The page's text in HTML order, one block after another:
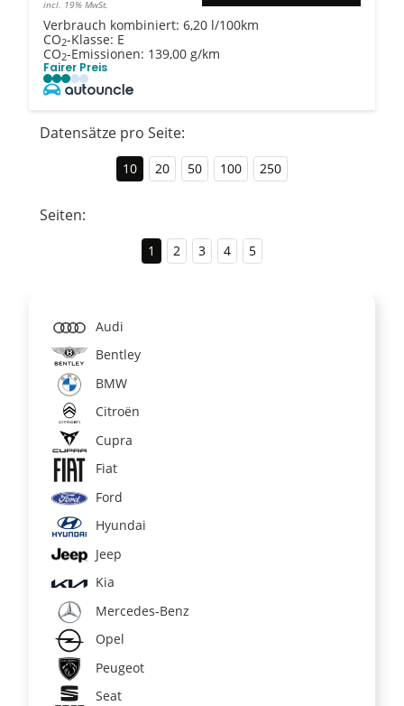
incl. 19% MwSt.
Verbrauch kombiniert: 6,20 l/100km
CO2-Klasse: E
CO2-Emissionen: 139,00 g/km
Fairer Preis
Datensätze pro Seite:
10 20 50 100 250
Seiten:
1 2 3 4 5
Audi
Bentley
BMW
Citroën
Cupra
Fiat
Ford
Hyundai
Jeep
Kia
Mercedes-Benz
Opel
Peugeot
Seat